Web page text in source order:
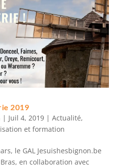
2019
| Juil 4, 2019| Actualité,
et formation
le GAL Jesuishesbignon.be
en collaboration avec